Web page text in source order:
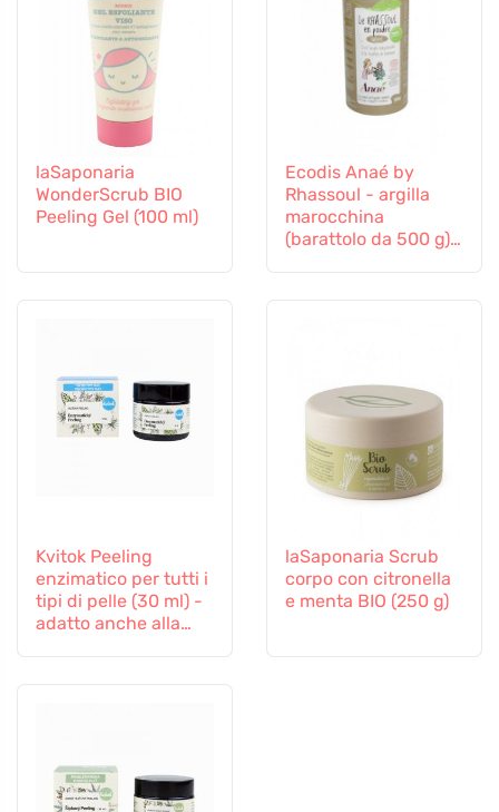
laSaponaria
WonderScrub BIO
Peeling Gel (100 ml)
Ecodis Anaé by
Rhassoul - argilla
marocchina
(barattolo da 500 g) -
Kvitok Peeling
enzimatico per tutti i
tipi di pelle (30 ml) -
adatto anche alla
laSaponaria Scrub
corpo con citronella
e menta BIO (250 g)